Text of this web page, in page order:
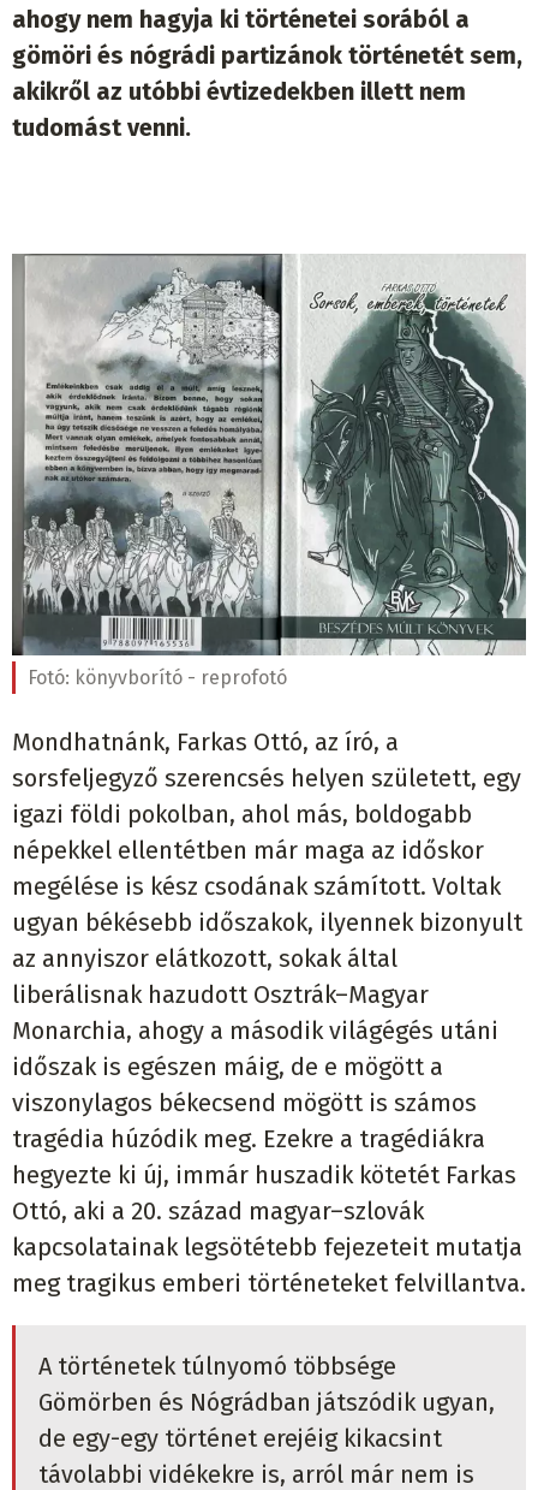
ahogy nem hagyja ki történetei sorából a
gömöri és nógrádi partizánok történetét sem,
akikről az utóbbi évtizedekben illett nem
tudomást venni.
Fotó: könyvborító - reprofotó
Mondhatnánk, Farkas Ottó, az író, a
sorsfeljegyző szerencsés helyen született, egy
igazi földi pokolban, ahol más, boldogabb
népekkel ellentétben már maga az időskor
megélése is kész csodának számított. Voltak
ugyan békésebb időszakok, ilyennek bizonyult
az annyiszor elátkozott, sokak által
liberálisnak hazudott Osztrák–Magyar
Monarchia, ahogy a második világégés utáni
időszak is egészen máig, de e mögött a
viszonylagos békecsend mögött is számos
tragédia húzódik meg. Ezekre a tragédiákra
hegyezte ki új, immár huszadik kötetét Farkas
Ottó, aki a 20. század magyar–szlovák
kapcsolatainak legsötétebb fejezeteit mutatja
meg tragikus emberi történeteket felvillantva.
A történetek túlnyomó többsége
Gömörben és Nógrádban játszódik ugyan,
de egy-egy történet erejéig kikacsint
távolabbi vidékekre is, arról már nem is